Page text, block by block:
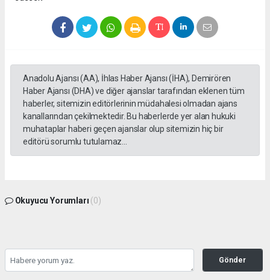
Anadolu Ajansı (AA), İhlas Haber Ajansı (İHA), Demirören
Haber Ajansı (DHA) ve diğer ajanslar tarafından eklenen tüm
haberler, sitemizin editörlerinin müdahalesi olmadan ajans
kanallarından çekilmektedir. Bu haberlerde yer alan hukuki
muhataplar haberi geçen ajanslar olup sitemizin hiç bir
editörü sorumlu tutulamaz...
Okuyucu Yorumları (0)
Gönder